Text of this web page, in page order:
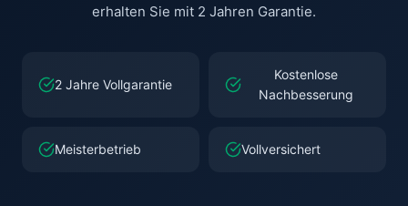
erhalten Sie mit 2 Jahren Garantie.
2 Jahre Vollgarantie
Kostenlose
Nachbesserung
Meisterbetrieb Vollversichert